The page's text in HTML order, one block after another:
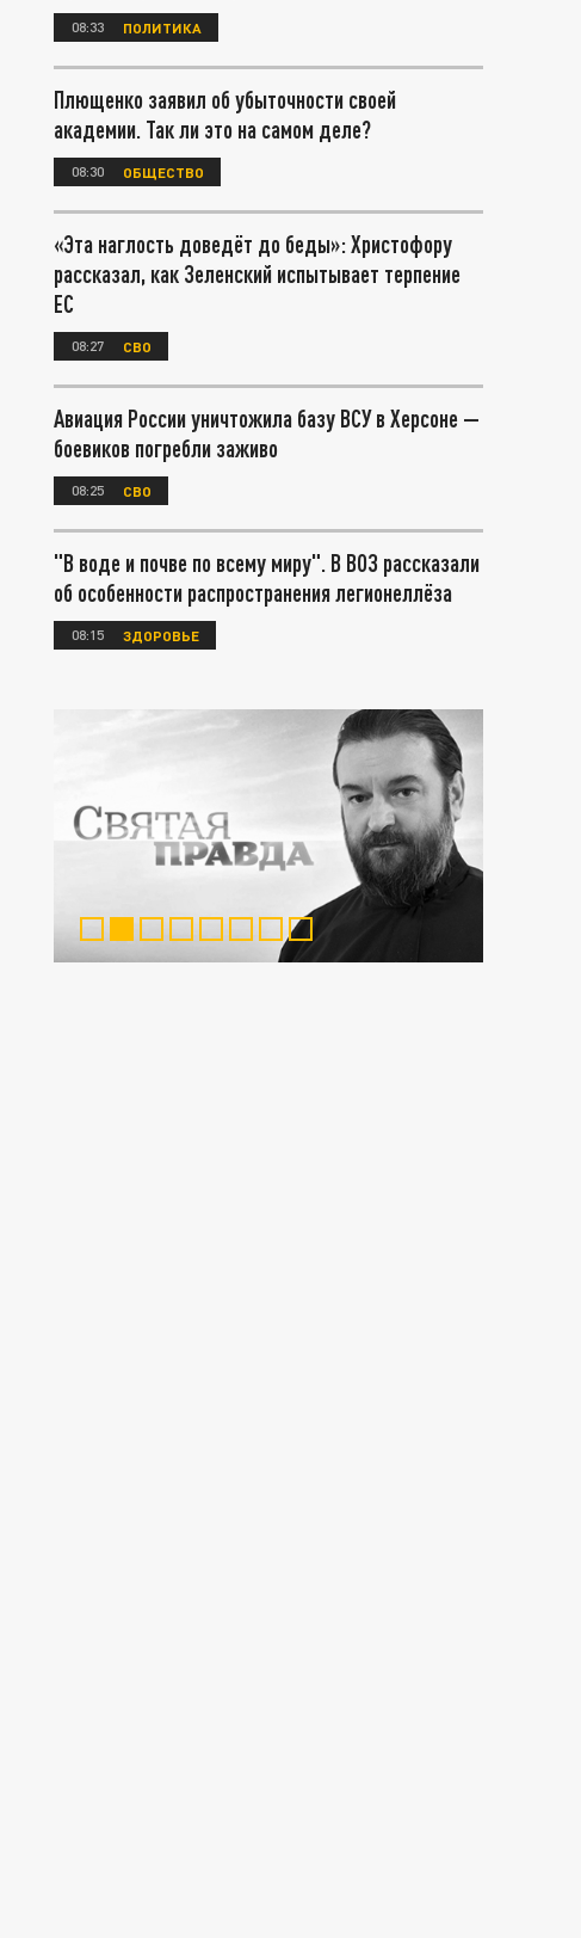
08:33 ПОЛИТИКА
Плющенко заявил об убыточности своей
академии. Так ли это на самом деле?
08:30 ОБЩЕСТВО
«Эта наглость доведёт до беды»: Христофору
рассказал, как Зеленский испытывает терпение
ЕС
08:27 СВО
Авиация России уничтожила базу ВСУ в Херсоне —
боевиков погребли заживо
08:25 СВО
"В воде и почве по всему миру". В ВОЗ рассказали
об особенности распространения легионеллёза
08:15 ЗДОРОВЬЕ